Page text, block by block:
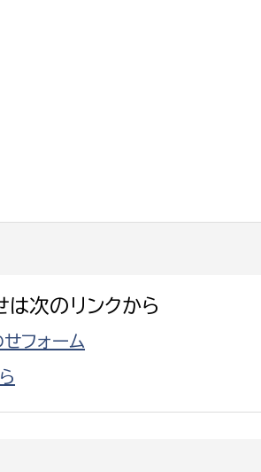
次のリンクから
フォーム